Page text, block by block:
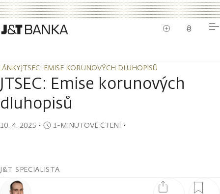
JTSEC: EMISE KORUNOVÝCH DLUHOPISŮ
JTSEC: EMISE KORUNOVÝCH DLUHOPISŮ
JTSEC: Emise korunových
dluhopisů
10. 4. 2025 ・ 1-MINUTOVÉ ČTENÍ・
J&T SPECIALISTA